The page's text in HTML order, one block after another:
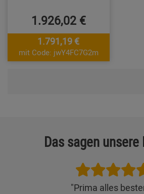
1.926,02 €
1.791,19 €
mit Code: jwY4FC7G2m
Das sagen unsere
"Prima alles